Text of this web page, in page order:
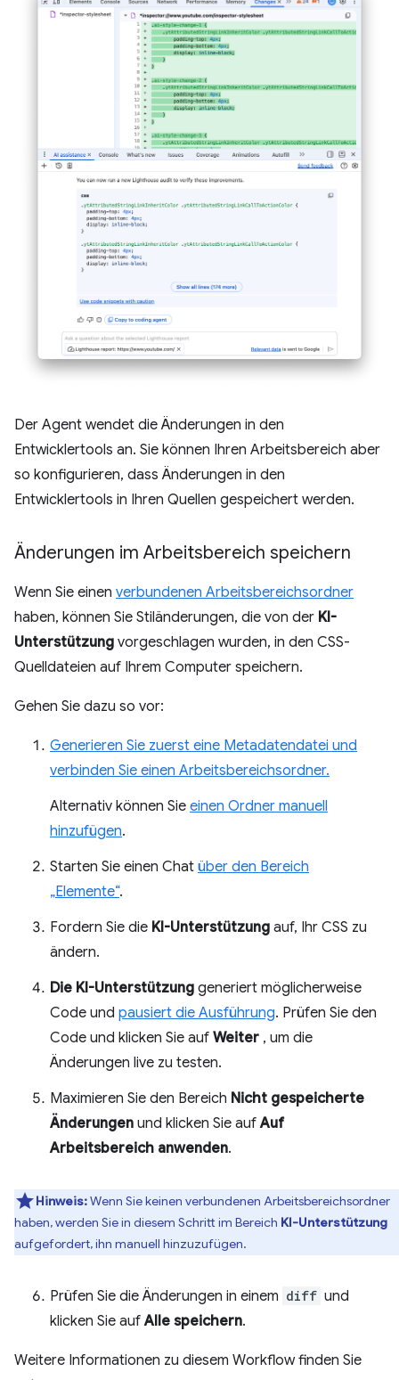
Der Agent wendet die Änderungen in den
Entwicklertools an. Sie können Ihren Arbeitsbereich aber
so konfigurieren, dass Änderungen in den
Entwicklertools in Ihren Quellen gespeichert werden.
Änderungen im Arbeitsbereich speichern
Wenn Sie einen verbundenen Arbeitsbereichsordner
haben, können Sie Stiländerungen, die von der KI-
Unterstützung vorgeschlagen wurden, in den CSS-
Quelldateien auf Ihrem Computer speichern.
Gehen Sie dazu so vor:
Generieren Sie zuerst eine Metadatendatei und
verbinden Sie einen Arbeitsbereichsordner.
Alternativ können Sie einen Ordner manuell
hinzufügen.
Starten Sie einen Chat über den Bereich
„Elemente“.
Fordern Sie die KI-Unterstützung auf, Ihr CSS zu
ändern.
Die KI-Unterstützung generiert möglicherweise
Code und pausiert die Ausführung. Prüfen Sie den
Code und klicken Sie auf Weiter , um die
Änderungen live zu testen.
Maximieren Sie den Bereich Nicht gespeicherte
Änderungen und klicken Sie aufAuf
Arbeitsbereich anwenden.
Hinweis:Wenn Sie keinen verbundenen Arbeitsbereichsordner
haben, werden Sie in diesem Schritt im Bereich KI-Unterstützung
aufgefordert, ihn manuell hinzuzufügen.
Prüfen Sie die Änderungen in einem diff und
klicken Sie aufAlle speichern.
Weitere Informationen zu diesem Workflow finden Sie